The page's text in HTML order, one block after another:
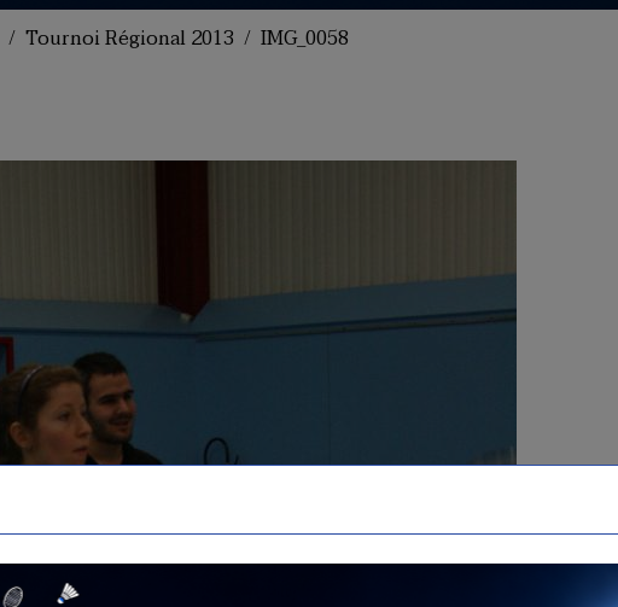
Tournoi Régional 2013 IMG_0058